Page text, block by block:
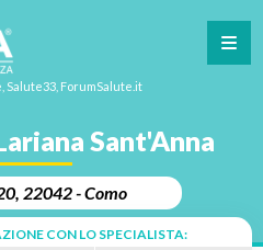
Salute33, ForumSalute.it
Sant'Anna
22042 - Como
CON LO SPECIALISTA: